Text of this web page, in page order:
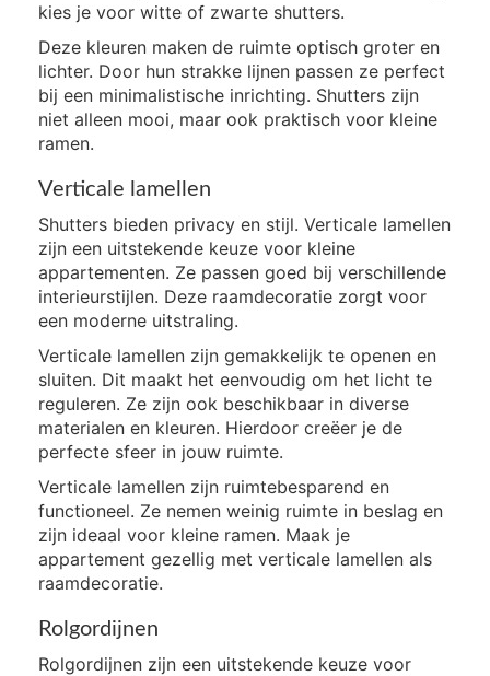
kies je voor witte of zwarte shutters.
Deze kleuren maken de ruimte optisch groter en
lichter. Door hun strakke lijnen passen ze perfect
bij een minimalistische inrichting. Shutters zijn
niet alleen mooi, maar ook praktisch voor kleine
ramen.
Verticale lamellen
Shutters bieden privacy en stijl. Verticale lamellen
zijn een uitstekende keuze voor kleine
appartementen. Ze passen goed bij verschillende
interieurstijlen. Deze raamdecoratie zorgt voor
een moderne uitstraling.
Verticale lamellen zijn gemakkelijk te openen en
sluiten. Dit maakt het eenvoudig om het licht te
reguleren. Ze zijn ook beschikbaar in diverse
materialen en kleuren. Hierdoor creëer je de
perfecte sfeer in jouw ruimte.
Verticale lamellen zijn ruimtebesparend en
functioneel. Ze nemen weinig ruimte in beslag en
zijn ideaal voor kleine ramen. Maak je
appartement gezellig met verticale lamellen als
raamdecoratie.
Rolgordijnen
Rolgordijnen zijn een uitstekende keuze voor